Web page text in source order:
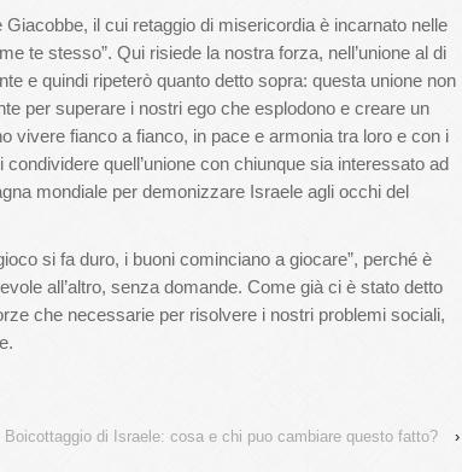
il cui retaggio di misericordia è incarnato nelle
te stesso”. Qui risiede la nostra forza, nell’unione al di
e quindi ripeterò quanto detto sopra: questa unione non
per superare i nostri ego che esplodono e creare un
vivere fianco a fianco, in pace e armonia tra loro e con i
quell’unione con chiunque sia interessato ad
mondiale per demonizzare Israele agli occhi del
si fa duro, i buoni cominciano a giocare”, perché è
all’altro, senza domande. Come già ci è stato detto
che necessarie per risolvere i nostri problemi sociali,
Boicottaggio di Israele: cosa e chi puo cambiare questo fatto? ›